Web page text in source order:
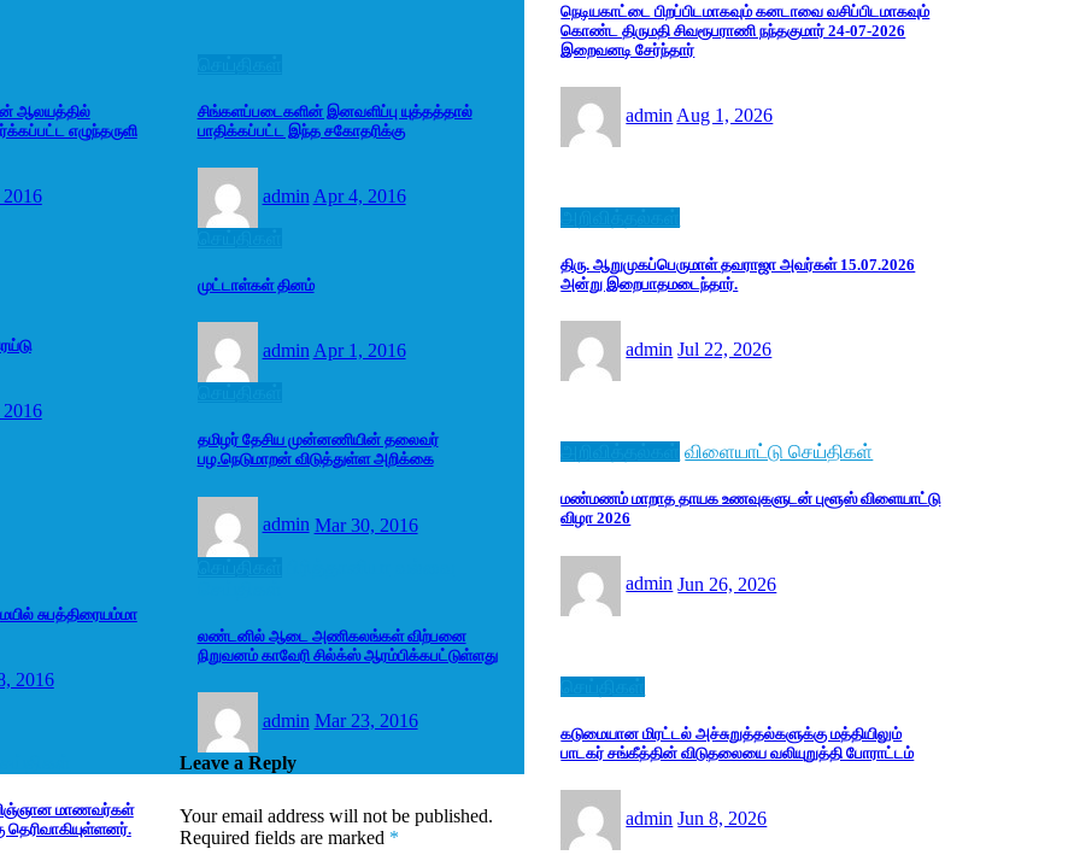
ஆலயத்தில்
எழுந்தருளி
சிங்களப்படைகளின் இனவளிப்பு யுத்தத்தால்
பாதிக்கப்பட்ட இந்த சகோதரிக்கு
admin Apr 4, 2016
முட்டாள்கள் தினம்
admin Apr 1, 2016
தமிழர் தேசிய முன்னணியின் தலைவர்
பழ.நெடுமாறன் விடுத்துள்ள அறிக்கை
admin Mar 30, 2016
சுபத்திரையம்மா
2016
லண்டனில் ஆடை அணிகலங்கள் விற்பனை
நிறுவனம் காவேரி சில்க்ஸ் ஆரம்பிக்கபட்டுள்ளது
admin Mar 23, 2016
விஞ்ஞான மாணவர்கள்
Leave a Reply
Your email address will not be published.
Required fields are marked *
நெடியகாட்டை பிறப்பிடமாகவும் கனடாவை வசிப்பிடமாகவும்
கொண்ட திருமதி சிவரூபராணி நந்தகுமார் 24-07-2026
இறைவனடி சேர்ந்தார்
admin Aug 1, 2026
திரு. ஆறுமுகப்பெருமாள் தவராஜா அவர்கள் 15.07.2026
அன்று இறைபாதமடைந்தார்.
admin Jul 22, 2026
விளையாட்டு செய்திகள்
மண்மணம் மாறாத தாயக உணவுகளுடன் புளூஸ் விளையாட்டு
விழா 2026
admin Jun 26, 2026
கடுமையான மிரட்டல் அச்சுறுத்தல்களுக்கு மத்தியிலும்
பாடகர் சங்கீத்தின் விடுதலையை வலியுறுத்தி போராட்டம்
admin Jun 8, 2026